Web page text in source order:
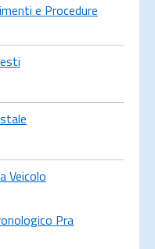
e Procedure
Veicolo
Pra